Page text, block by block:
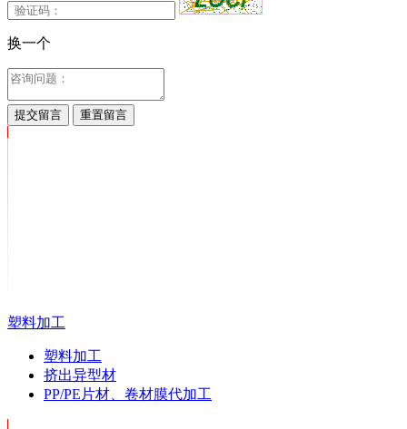
换一个
提交留言 重置留言
塑料加工
塑料加工
挤出异型材
PP/PE片材、卷材膜代加工